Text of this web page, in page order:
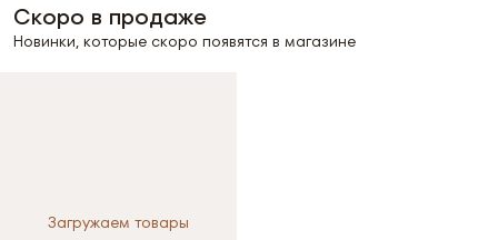
Скоро в продаже
Новинки, которые скоро появятся в магазине
Загружаем товары